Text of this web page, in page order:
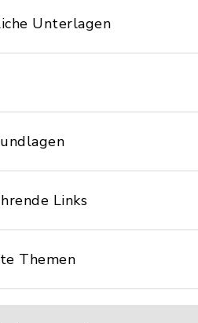
Unterlagen
Links
Themen